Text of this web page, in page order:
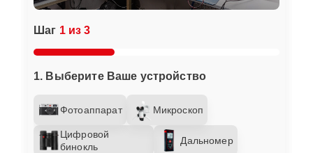
Шаг 1 из 3
1. Выберите Ваше устройство
Фотоаппарат Микроскоп
Цифровой
бинокль
Дальномер